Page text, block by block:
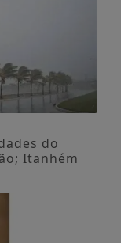
do
Itanhém